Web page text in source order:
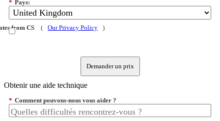
* Pays:
from CS ( Our Privacy Policy )
Demander un prix
Obtenir une aide technique
* Comment pouvons-nous vous aider ?